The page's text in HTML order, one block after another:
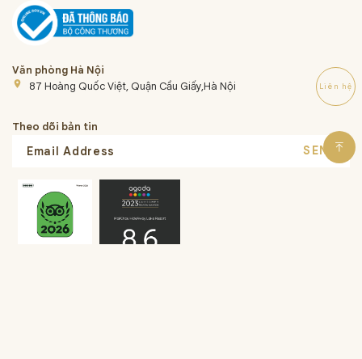
Liên hệ
Văn phòng Hà Nội
place 87 Hoàng Quốc Việt, Quận Cầu Giấy,Hà Nội
Theo dõi bản tin
SEND